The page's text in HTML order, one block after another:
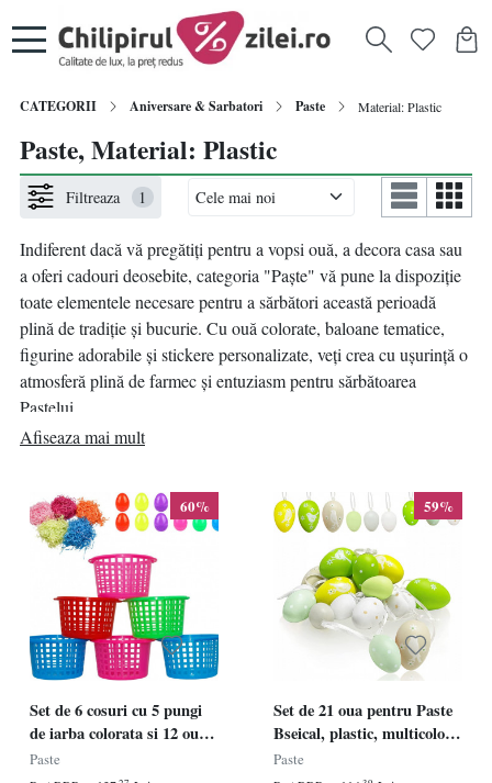
CATEGORII Aniversare & Sarbatori Paste Material: Plastic
Paste, Material: Plastic
Filtreaza 1
Indiferent dacă vă pregătiți pentru a vopsi ouă, a decora casa sau
a oferi cadouri deosebite, categoria "Paște" vă pune la dispoziție
toate elementele necesare pentru a sărbători această perioadă
plină de tradiție și bucurie. Cu ouă colorate, baloane tematice,
figurine adorabile și stickere personalizate, veți crea cu ușurință o
atmosferă plină de farmec și entuziasm pentru sărbătoarea
Paștelui.
Afiseaza mai mult
60%
Set de 6 cosuri cu 5 pungi
de iarba colorata si 12 oua
pentru Paste Holady,
Paste
59%
Set de 21 oua pentru Paste
Bseical, plastic, multicolor,
4/5/6 cm
Paste